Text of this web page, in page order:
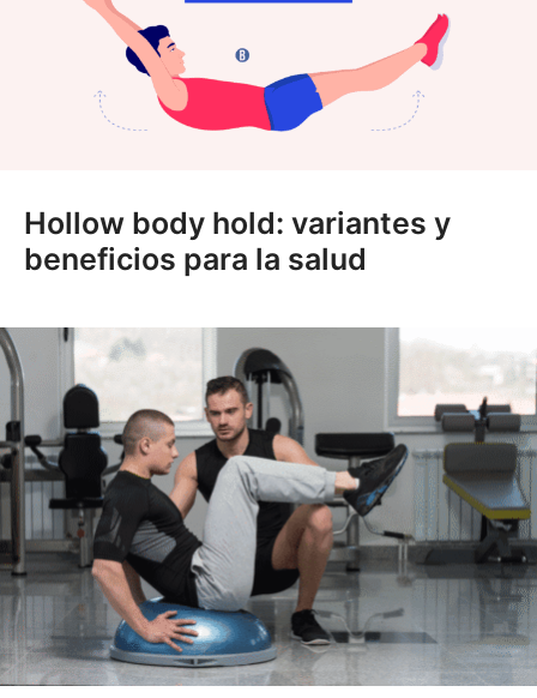
Hollow body hold: variantes y
beneficios para la salud